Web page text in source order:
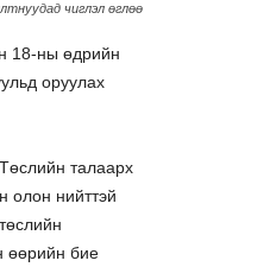
чиглэл өглөө
18-ны өдрийн
оруулах
талаарх
олон нийттэй
өөрийн бие